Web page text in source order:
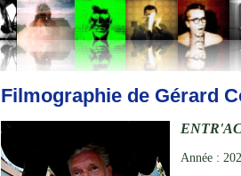
Filmographie de Gérard
Année :